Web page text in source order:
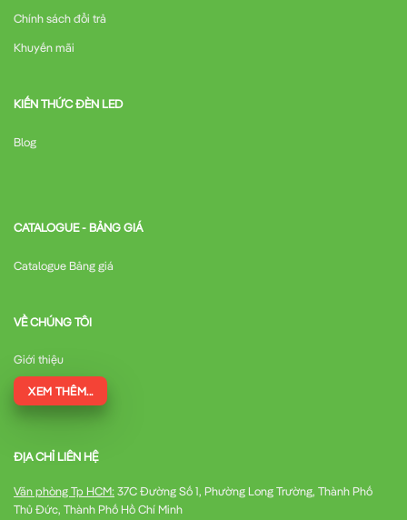
Chính sách đổi trả
Khuyến mãi
KIẾN THỨC ĐÈN LED
Blog
CATALOGUE - BẢNG GIÁ
Catalogue Bảng giá
VỀ CHÚNG TÔI
Giới thiệu
XEM THÊM...
ĐỊA CHỈ LIÊN HỆ
Văn phòng Tp HCM: 37C Đường Số 1, Phường Long Trường, Thành Phố
Thủ Đức, Thành Phố Hồ Chí Minh